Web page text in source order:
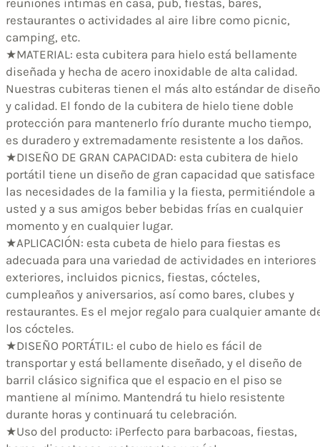
restaurantes o actividades al aire libre como picnic,
camping, etc.
★MATERIAL: esta cubitera para hielo está bellamente
diseñada y hecha de acero inoxidable de alta calidad.
Nuestras cubiteras tienen el más alto estándar de diseño
y calidad. El fondo de la cubitera de hielo tiene doble
protección para mantenerlo frío durante mucho tiempo,
es duradero y extremadamente resistente a los daños.
★DISEÑO DE GRAN CAPACIDAD: esta cubitera de hielo
portátil tiene un diseño de gran capacidad que satisface
las necesidades de la familia y la fiesta, permitiéndole a
usted y a sus amigos beber bebidas frías en cualquier
momento y en cualquier lugar.
★APLICACIÓN: esta cubeta de hielo para fiestas es
adecuada para una variedad de actividades en interiores
exteriores, incluidos picnics, fiestas, cócteles,
cumpleaños y aniversarios, así como bares, clubes y
restaurantes. Es el mejor regalo para cualquier amante
los cócteles.
★DISEÑO PORTÁTIL: el cubo de hielo es fácil de
transportar y está bellamente diseñado, y el diseño de
barril clásico significa que el espacio en el piso se
mantiene al mínimo. Mantendrá tu hielo resistente
durante horas y continuará tu celebración.
★Uso del producto: ¡Perfecto para barbacoas, fiestas,